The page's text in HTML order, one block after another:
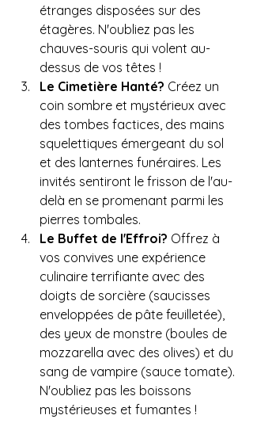
étranges disposées sur des
étagères. N'oubliez pas les
chauves-souris qui volent au-
dessus de vos têtes !
Le Cimetière Hanté? Créez un
coin sombre et mystérieux avec
des tombes factices, des mains
squelettiques émergeant du sol
et des lanternes funéraires. Les
invités sentiront le frisson de l'au-
delà en se promenant parmi les
pierres tombales.
Le Buffet de l'Effroi? Offrez à
vos convives une expérience
culinaire terrifiante avec des
doigts de sorcière (saucisses
enveloppées de pâte feuilletée),
des yeux de monstre (boules de
mozzarella avec des olives) et du
sang de vampire (sauce tomate).
N'oubliez pas les boissons
mystérieuses et fumantes !